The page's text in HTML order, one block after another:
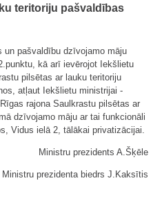
teritoriju pašvaldības
pašvaldību dzīvojamo māju
kā arī ievērojot Iekšlietu
pilsētas ar lauku teritoriju
atļaut Iekšlietu ministrijai -
rajona Saulkrastu pilsētas ar
dzīvojamo māju ar tai funkcionāli
Vidus ielā 2, tālākai privatizācijai.
Ministru prezidents A.Šķēle
prezidenta biedrs J.Kaksītis